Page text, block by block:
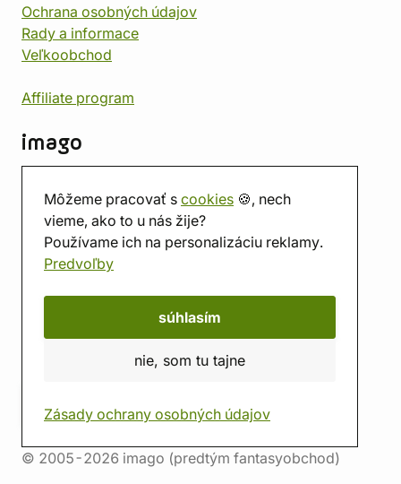
Môžeme pracovať s cookies 🍪, nech
vieme, ako to u nás žije?
Používame ich na personalizáciu reklamy.
Predvoľby
súhlasím
nie, som tu tajne
Zásady ochrany osobných údajov
Ochrana osobných údajov
Rady a informace
Veľkoobchod
Affiliate program
imago
Predajňa
Herňa
O nás
Hodnotenie obchodu
© 2005-2026 imago (predtým fantasyobchod)